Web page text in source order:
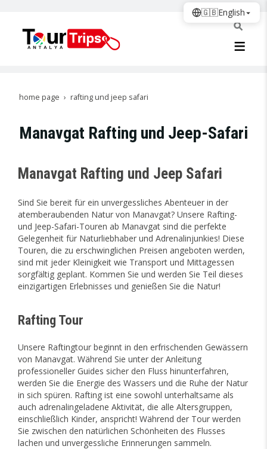
home page rafting und jeep safari
Manavgat Rafting und Jeep-Safari
Manavgat Rafting und Jeep Safari
Sind Sie bereit für ein unvergessliches Abenteuer in der
atemberaubenden Natur von Manavgat? Unsere Rafting-
und Jeep-Safari-Touren ab Manavgat sind die perfekte
Gelegenheit für Naturliebhaber und Adrenalinjunkies! Diese
Touren, die zu erschwinglichen Preisen angeboten werden,
sind mit jeder Kleinigkeit wie Transport und Mittagessen
sorgfältig geplant. Kommen Sie und werden Sie Teil dieses
einzigartigen Erlebnisses und genießen Sie die Natur!
Rafting Tour
Unsere Raftingtour beginnt in den erfrischenden Gewässern
von Manavgat. Während Sie unter der Anleitung
professioneller Guides sicher den Fluss hinunterfahren,
werden Sie die Energie des Wassers und die Ruhe der Natur
in sich spüren. Rafting ist eine sowohl unterhaltsame als
auch adrenalingeladene Aktivität, die alle Altersgruppen,
einschließlich Kinder, anspricht! Während der Tour werden
Sie zwischen den natürlichen Schönheiten des Flusses
lachen und unvergessliche Erinnerungen sammeln.
🇬🇧English